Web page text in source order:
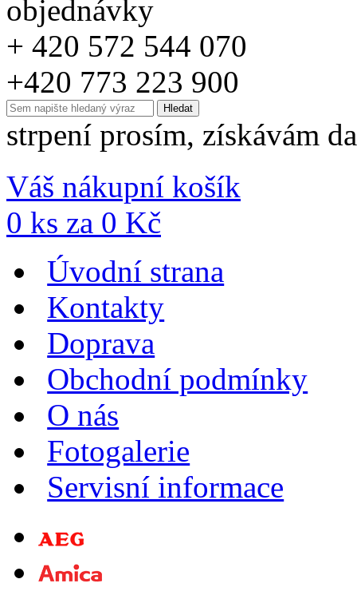
+ 420 572 544 070
+420 773 223 900
strpení prosím, získávám
Váš nákupní košík
0 ks za 0 Kč
Úvodní strana
Kontakty
Doprava
Obchodní podmínky
O nás
Fotogalerie
Servisní informace